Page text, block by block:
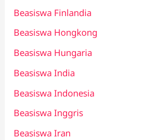
Beasiswa Finlandia
Beasiswa Hongkong
Beasiswa Hungaria
Beasiswa India
Beasiswa Indonesia
Beasiswa Inggris
Beasiswa Iran